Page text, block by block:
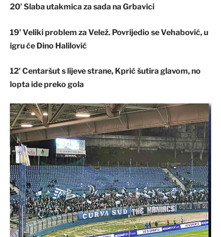
20’ Slaba utakmica za sada na Grbavici
19’ Veliki problem za Velež. Povrijedio se Vehabović, u
igru će Dino Halilović
12’ Centaršut s lijeve strane, Kprić šutira glavom, no
lopta ide preko gola